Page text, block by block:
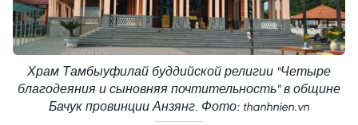
Храм Тамбыуфилай буддийской религии "Четыре
благодеяния и сыновняя почтительность" в общине
Бачук провинции Анзянг. Фото: thanhnien.vn